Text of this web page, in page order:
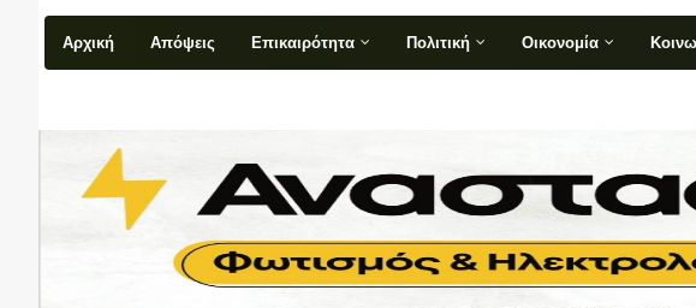
Αρχική Απόψεις Επικαιρότητα Πολιτική Οικονομία